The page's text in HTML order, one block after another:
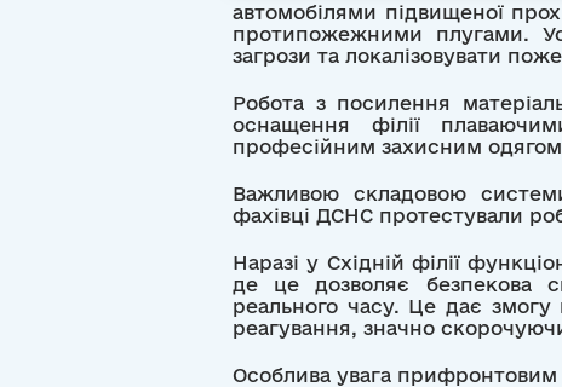
автомобілями підвищеної
протипожежними плугами.
загрози та локалізовувати
Робота з посилення
оснащення філії
професійним захисним
Важливою складовою
фахівці ДСНС протестували
Наразі у Східній філії
де це дозволяє безпекова
реального часу. Це дає
реагування, значно
Особлива увага прифронтовим